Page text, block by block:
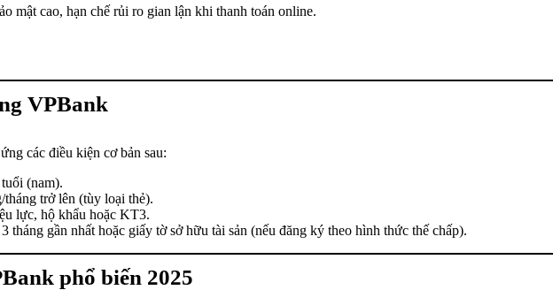
mật cao, hạn chế rủi ro gian lận khi thanh toán online.
VPBank
các điều kiện cơ bản sau:
(nam).
trở lên (tùy loại thẻ).
lực, hộ khẩu hoặc KT3.
tháng gần nhất hoặc giấy tờ sở hữu tài sản (nếu đăng ký theo hình thức thế chấp).
phổ biến 2025